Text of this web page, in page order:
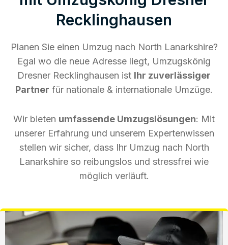
Recklinghausen
Planen Sie einen Umzug nach North Lanarkshire?
Egal wo die neue Adresse liegt, Umzugskönig
Dresner Recklinghausen ist Ihr zuverlässiger
Partner für nationale & internationale Umzüge.
Wir bieten umfassende Umzugslösungen: Mit
unserer Erfahrung und unserem Expertenwissen
stellen wir sicher, dass Ihr Umzug nach North
Lanarkshire so reibungslos und stressfrei wie
möglich verläuft.